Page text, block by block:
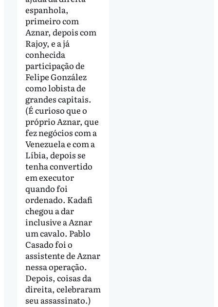
espanhola,
primeiro com
Aznar, depois com
Rajoy, e a já
conhecida
participação de
Felipe González
como lobista de
grandes capitais.
(É curioso que o
próprio Aznar, que
fez negócios com a
Venezuela e com a
Líbia, depois se
tenha convertido
em executor
quando foi
ordenado. Kadafi
chegou a dar
inclusive a Aznar
um cavalo. Pablo
Casado foi o
assistente de Aznar
nessa operação.
Depois, coisas da
direita, celebraram
seu assassinato.)